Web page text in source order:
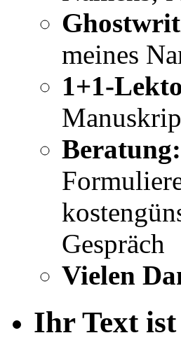
meines
1+1-
Beratung:
Gespräch
Vielen
Ihr Text